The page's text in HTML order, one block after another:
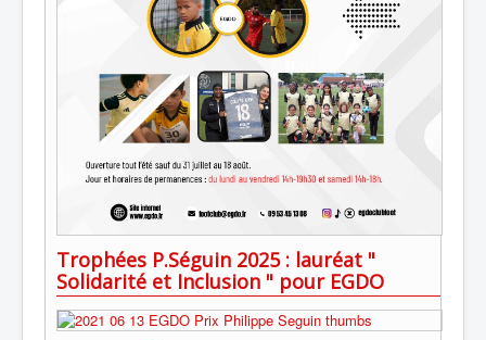
Trophées P.Séguin 2025 : lauréat "
Solidarité et Inclusion " pour EGDO